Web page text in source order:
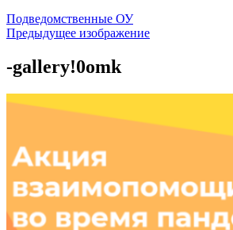
Подведомственные ОУ
Предыдущее изображение
-gallery!0omk